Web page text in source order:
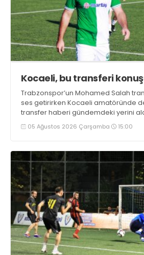
Kocaeli, bu transferi
Trabzonspor’un Mohamed Salah
ses getirirken Kocaeli amatöründe
transfer haberi gündemdeki yerini
05 Ağustos 2026 Çarşamba 15:00